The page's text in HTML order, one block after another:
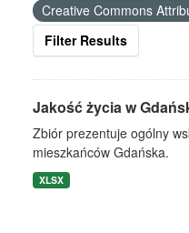
Creative Commons
Filter Results
Jakość życia w
Zbiór prezentuje ogólny
mieszkańców Gdańska.
XLSX